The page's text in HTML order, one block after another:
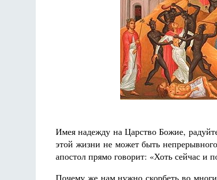
Имея надежду на Царство Божие,
этой жизни не может быть
апостол прямо говорит: «Хоть сейчас и
Почему же нам нужно скорбеть во